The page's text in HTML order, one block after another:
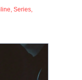
, Series,